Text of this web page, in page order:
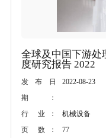
全球及中国下游处
度研究报告 2022
发布日
期：
2022-08-23
行 业：
机械设备
页 数：
77